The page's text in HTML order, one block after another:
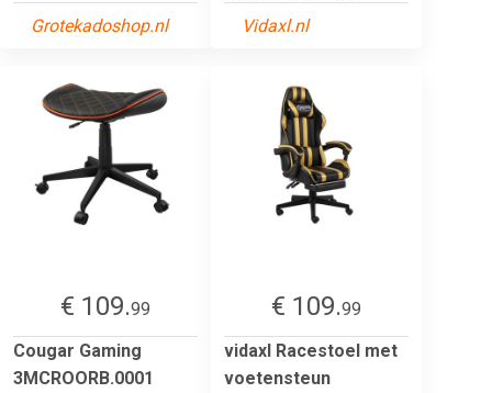
Grotekadoshop.nl
Vidaxl.nl
€ 109.99
Cougar Gaming
3MCROORB.0001
€ 109.99
vidaxl Racestoel met
voetensteun